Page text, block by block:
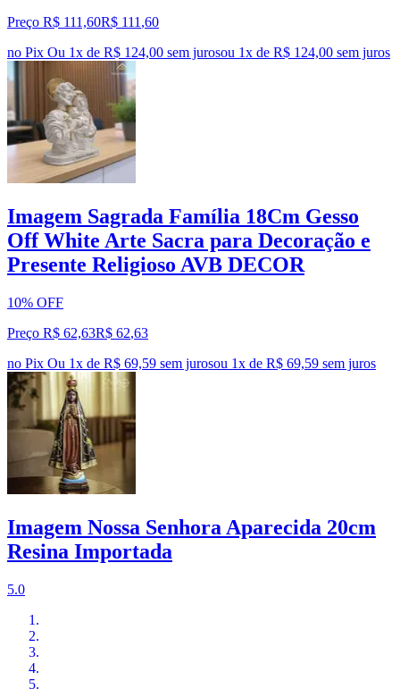
Preço R$ 111,60R$ 111 ,60
no Pix Ou 1x de R$ 124,00 sem jurosou 1x de R$ 124,00 sem juros
Imagem Sagrada Família 18Cm Gesso
Off White Arte Sacra para Decoração e
Presente Religioso AVB DECOR
10% OFF
Preço R$ 62,63R$ 62,63
no Pix Ou 1x de R$ 69,59 sem jurosou 1x de R$ 69,59 sem juros
Imagem Nossa Senhora Aparecida 20cm
Resina Importada
5.0